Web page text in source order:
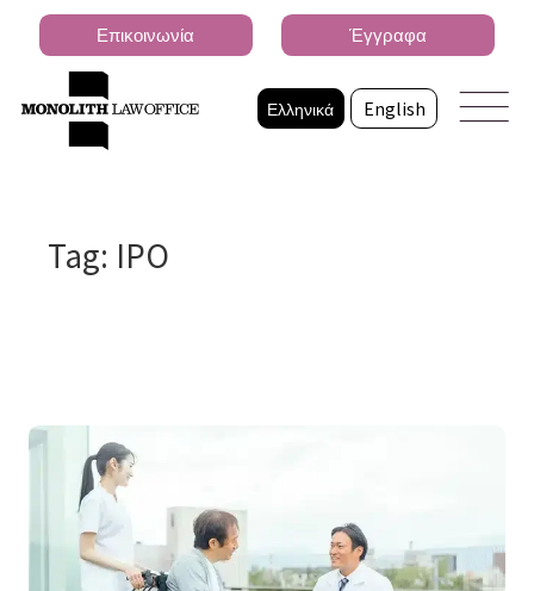
Ελληνικά English
Επικοινωνία Έγγραφα
Tag: IPO